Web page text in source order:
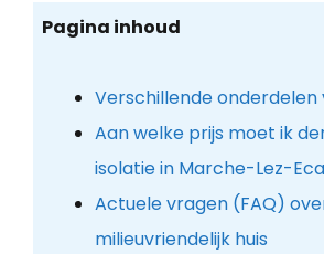
Pagina inhoud
Verschillende onderdelen
Aan welke prijs moet ik
isolatie in Marche-Lez-
Actuele vragen (FAQ)
milieuvriendelijk huis